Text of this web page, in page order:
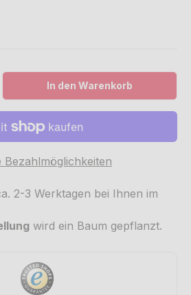
erhöhenIn den Warenkorb
Bezahlmöglichkeiten
2-3 Werktagen bei Ihnen im
wird ein Baum gepflanzt.